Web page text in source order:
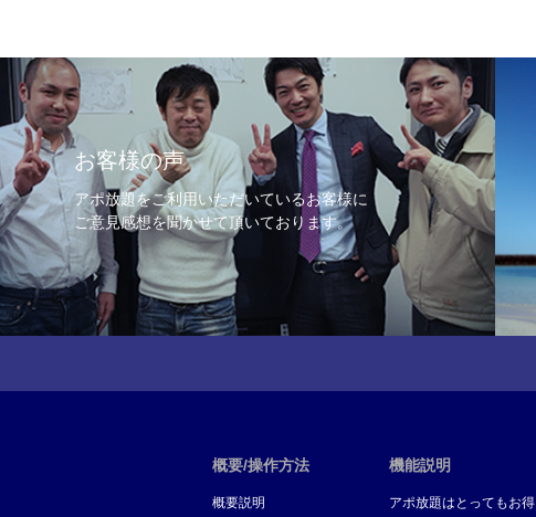
お客様の声
アポ放題をご利用いただいているお客様に
ご意見感想を聞かせて頂いております。
概要/操作方法
概要説明
機能説明
アポ放題はとってもお得